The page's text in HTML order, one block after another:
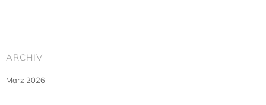
ARCHIV
März 2026